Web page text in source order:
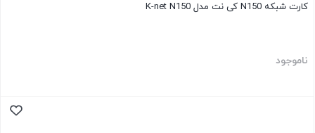
کارت شبکه N150 کی نت مدل K-net N150
ناموجود